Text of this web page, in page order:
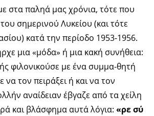
στα παληά μας χρόνια, τότε που
σημερινού Λυκείου (και τότε
κατά την περίοδο 1953-1956.
μια «μόδα» ή μια κακή συνήθεια:
φιλονικούσε με ένα συμμα-θητή
τον πειράξει ή και να τον
αναίδειαν έβγαζε από τα χείλη
και βλάσφημα αυτά λόγια: «ρε σύ